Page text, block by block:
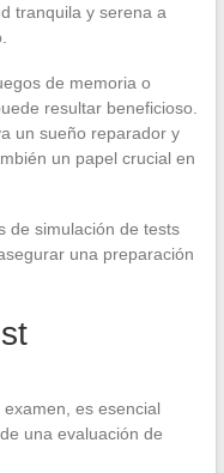
tranquila y serena a
de memoria o
resultar beneficioso.
un sueño reparador y
un papel crucial en
de simulación de tests
una preparación
es esencial
una evaluación de